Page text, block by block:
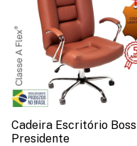
Cadeira Escritório Boss
Presidente